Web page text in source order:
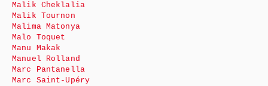
Malik Cheklalia
Malik Tournon
Malima Matonya
Malo Toquet
Manu Makak
Manuel Rolland
Marc Pantanella
Marc Saint-Upéry